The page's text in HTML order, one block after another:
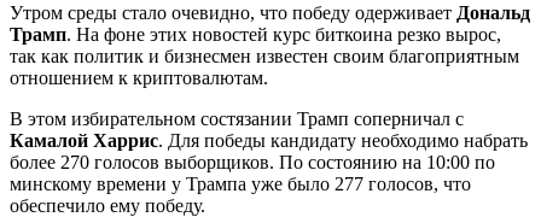
Утром среды стало очевидно, что победу одерживает Дональд
Трамп. На фоне этих новостей курс биткоина резко вырос,
так как политик и бизнесмен известен своим благоприятным
отношением к криптовалютам.
В этом избирательном состязании Трамп соперничал с
Камалой Харрис. Для победы кандидату необходимо набрать
более 270 голосов выборщиков. По состоянию на 10:00 по
минскому времени у Трампа уже было 277 голосов, что
обеспечило ему победу.